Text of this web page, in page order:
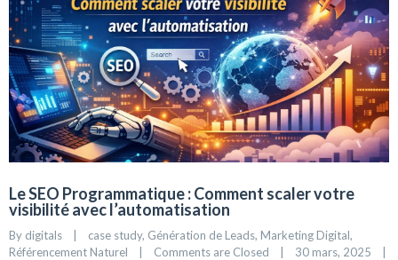
Le SEO Programmatique : Comment scaler votre
visibilité avec l’automatisation
By digitals case study, Génération de Leads, Marketing Digital
Référencement Naturel
Comments are Closed 30 mars, 2025